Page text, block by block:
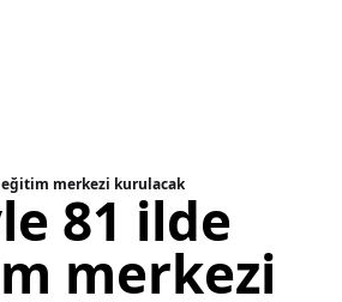
merkezi kurulacak
81 ilde
merkezi